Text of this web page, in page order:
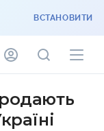
ВСТАНОВИТИ